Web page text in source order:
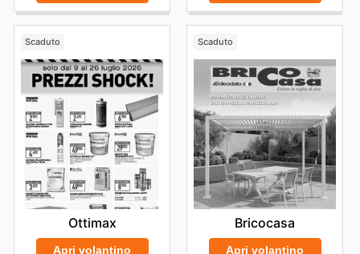
Scaduto
Ottimax
Apri volantino
Scaduto
Bricocasa
Apri volantino